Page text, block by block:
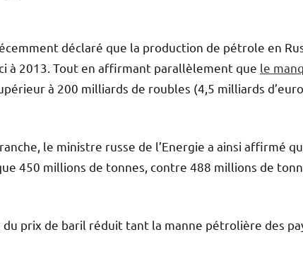
déclaré que la production de pétrole en
à 2013. Tout en affirmant parallèlement que le
à 200 milliards de roubles (4,5 milliards
le ministre russe de l’Energie a ainsi affirmé
450 millions de tonnes, contre 488 millions de
prix de baril réduit tant la manne pétrolière des